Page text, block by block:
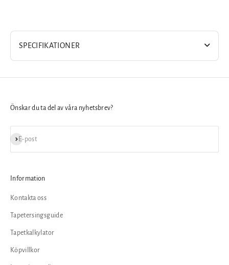
SPECIFIKATIONER
Önskar du ta del av våra nyhetsbrev?
E-post
Prenumerera
Information
Kontakta oss
Tapetersingsguide
Tapetkalkylator
Köpvillkor